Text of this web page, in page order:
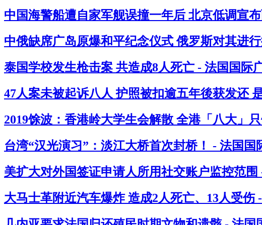
中国海警船遭自家军舰误撞一年后 北京低调宣
中俄缺席广岛原爆和平纪念仪式 俄罗斯对其进
泰国学校发生枪击案 共造成8人死亡 - 法国国际
47人案未被起诉八人 护照被扣逾五年後获发还
2019馀波：香港岭大学生会解散 全港「八大」
台湾“汉光演习”：淡江大桥首次封桥！ - 法国国
美扩大对外国签证申请人所用社交账户监控范
大马士革附近汽车爆炸 造成2人死亡、13人受伤